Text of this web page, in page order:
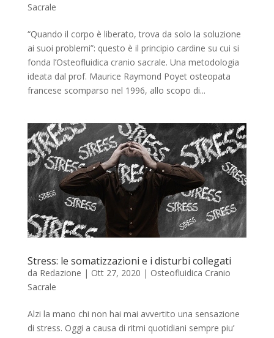
Sacrale
“Quando il corpo è liberato, trova da solo la soluzione
ai suoi problemi”: questo è il principio cardine su cui si
fonda l’Osteofluidica cranio sacrale. Una metodologia
ideata dal prof. Maurice Raymond Poyet osteopata
francese scomparso nel 1996, allo scopo di...
Stress: le somatizzazioni e i disturbi collegati
da Redazione | Ott 27, 2020 | Osteofluidica Cranio
Sacrale
Alzi la mano chi non hai mai avvertito una sensazione
di stress. Oggi a causa di ritmi quotidiani sempre piu’